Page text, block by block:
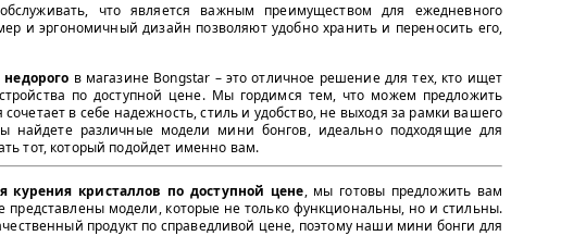
что является важным преимуществом для ежедневного
и эргономичный дизайн позволяют удобно хранить и переносить его,
в магазине Bongstar – это отличное решение для тех, кто ищет
по доступной цене. Мы гордимся тем, что можем предложить
в себе надежность, стиль и удобство, не выходя за рамки вашего
найдете различные модели мини бонгов, идеально подходящие для
тот, который подойдет именно вам.
курения кристаллов по доступной цене, мы готовы предложить вам
модели, которые не только функциональны, но и стильны.
продукт по справедливой цене, поэтому наши мини бонги для